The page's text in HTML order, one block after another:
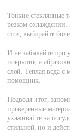
Тонкие стеклянные
резком охлаждении.
стол, выбирайте
И не забывайте про
покрытие, а
слой. Теплая вода
помощник.
Подводя итог,
проверенные
ухаживайте за
стильной, но и